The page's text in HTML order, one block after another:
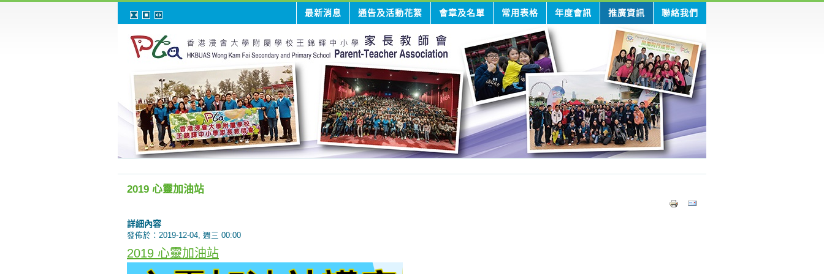
最新消息 通告及活動花絮 會章及名單 常用表格 年度會訊 推廣資訊 聯絡我們
2019 心靈加油站
詳細內容
發佈於：2019-12-04, 週三 00:00
2019 心靈加油站